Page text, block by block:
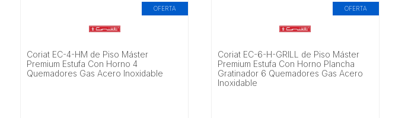
OFERTA
Coriat EC-4-HM de Piso Máster
Premium Estufa Con Horno 4
Quemadores Gas Acero Inoxidable
OFERTA
Coriat EC-6-H-GRILL de Piso Máster
Premium Estufa Con Horno Plancha
Gratinador 6 Quemadores Gas Acero
Inoxidable